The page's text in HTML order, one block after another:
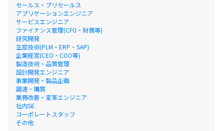
セールス・プリセールス
アプリケーションエンジニア
サービスエンジニア
ファイナンス管理(CFO・財務等)
研究開発
生産技術(PLM・ERP・SAP)
企業経営(CEO・COO等)
製造技術・品質管理
設計開発エンジニア
事業開発・製品企画
調達・購買
業務改善・変革エンジニア
社内SE
コーポレートスタッフ
その他